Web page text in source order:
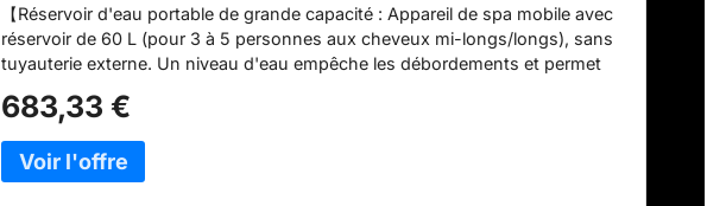
【Réservoir d'eau portable de grande capacité : Appareil de spa mobile avec
réservoir de 60 L (pour 3 à 5 personnes aux cheveux mi-longs/longs), sans
tuyauterie externe. Un niveau d'eau empêche les débordements et permet
tournent et se bloquent en douceur, s'adaptant à différents types de
meubles pour une mobilité optimale 【Double système de contrôle
indépendant de la température】Le spa adopte une structure en U et est
équipé d'une douche de massage et d'une cascade, toutes deux contrôlées
683,33 €